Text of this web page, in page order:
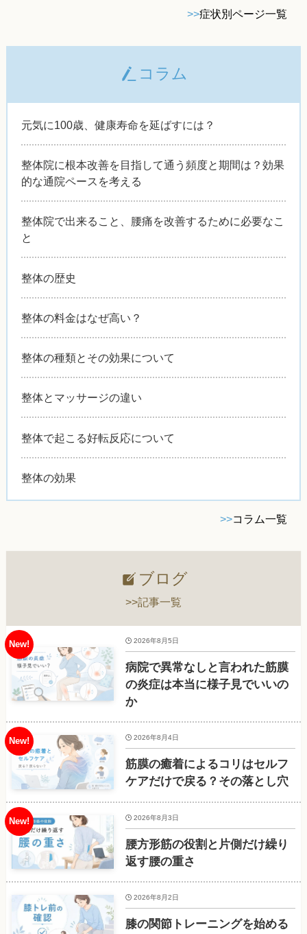
>>症状別ページ一覧
コラム
元気に100歳、健康寿命を延ばすには？
整体院に根本改善を目指して通う頻度と期間は？効果
的な通院ペースを考える
整体院で出来ること、腰痛を改善するために必要なこ
と
整体の歴史
整体の料金はなぜ高い？
整体の種類とその効果について
整体とマッサージの違い
整体で起こる好転反応について
整体の効果
>>コラム一覧
ブログ
>>記事一覧
病院で異常なしと言われた筋膜
の炎症は本当に様子見でいいの
か
2026年8月5日
筋膜の癒着によるコリはセルフ
ケアだけで戻る？その落とし穴
2026年8月4日
腰方形筋の役割と片側だけ繰り
返す腰の重さ
2026年8月3日
膝の関節トレーニングを始める
2026年8月2日